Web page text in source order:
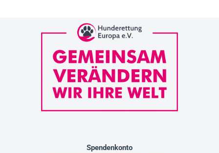
Spendenkonto